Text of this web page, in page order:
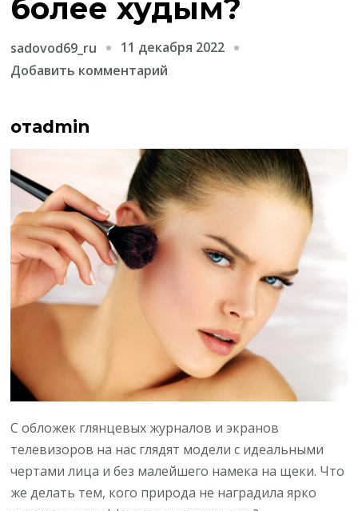
более худым?
sadovod69_ru
11 декабря 2022
Добавить комментарий
лицо
более
худым?
отadmin
С обложек глянцевых журналов и экранов
телевизоров на нас глядят модели с идеальными
чертами лица и без малейшего намека на щеки. Что
же делать тем, кого природа не наградила ярко